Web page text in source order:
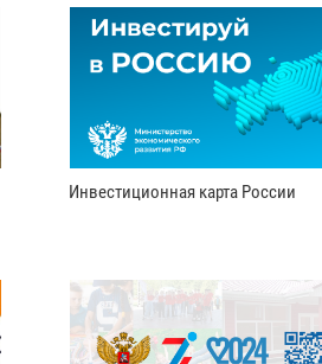
Инвестиционная карта России